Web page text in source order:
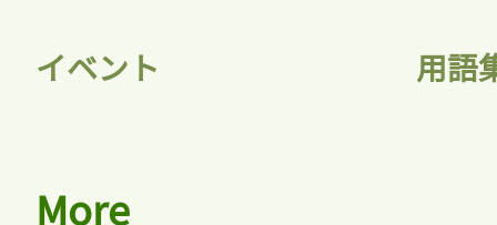
会員登録
イベント 用語
More